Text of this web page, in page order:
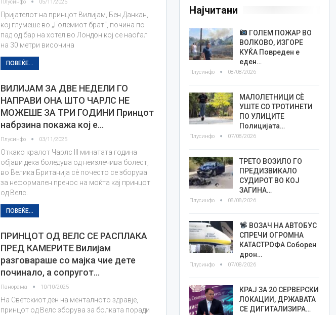
Плусинфо 05/11/2025
Пријателот на принцот Вилијам, Бен Данкан,
кој глумеше во „Големиот брат“, почина по
пад од бар на хотел во Лондон кој се наоѓал
на 30 метри височина
ПОВЕЌЕ...
ВИЛИЈАМ ЗА ДВЕ НЕДЕЛИ ГО
НАПРАВИ ОНА ШТО ЧАРЛС НЕ
МОЖЕШЕ ЗА ТРИ ГОДИНИ Принцот
набрзина покажа кој е…
Плусинфо 03/11/2025
Откако кралот Чарлс III минатата година
објави дека боледува од неизлечива болест,
во Велика Британија сѐ почесто се зборува
за неформален пренос на моќта кај принцот
од Велс.
ПОВЕЌЕ...
ПРИНЦОТ ОД ВЕЛС СЕ РАСПЛАКА
ПРЕД КАМЕРИТЕ Вилијам
разговараше со мајка чие дете
починало, а сопругот…
Панорама 10/10/2025
На Светскиот ден на менталното здравје,
принцот од Велс зборува за болката поради
Најчитани
ГОЛЕМ ПОЖАР ВО
ВОЛКОВО, ИЗГОРЕ
КУЌА Повреден е
еден…
Плусинфо 08/08/2026
МАЛОЛЕТНИЦИ СÈ
УШТЕ СО ТРОТИНЕТИ
ПО УЛИЦИТЕ
Полицијата…
Плусинфо 07/08/2026
ТРЕТО ВОЗИЛО ГО
ПРЕДИЗВИКАЛО
СУДИРОТ ВО КОЈ
ЗАГИНА…
Плусинфо 08/08/2026
ВОЗАЧ НА АВТОБУС
СПРЕЧИ ОГРОМНА
КАТАСТРОФА Соборен
дрон…
Плусинфо 07/08/2026
КРАЈ ЗА 20 СЕРВЕРСКИ
ЛОКАЦИИ, ДРЖАВАТА
СЕ ДИГИТАЛИЗИРА…